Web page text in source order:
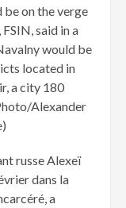
on the verge
said in a
would be
located in
a city 180
Alexander
russe Alexeï
dans la
a